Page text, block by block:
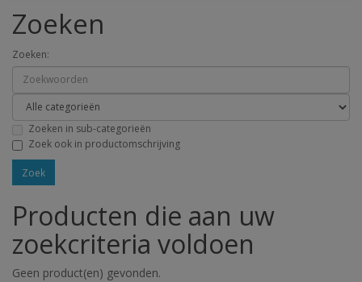
Zoeken
Zoeken:
Zoeken in sub-categorieën
Zoek ook in productomschrijving
Producten die aan uw
zoekcriteria voldoen
Geen product(en) gevonden.